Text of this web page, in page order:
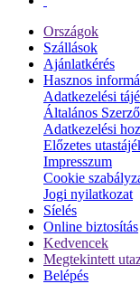
Országok
Szállások
Ajánlatkérés
Hasznos
Adatkezelési
Általános
Adatkezelési
Előzetes
Impresszum
Cookie
Jogi nyilatkozat
Síelés
Online biztosítás
Kedvencek
Megtekintett
Belépés